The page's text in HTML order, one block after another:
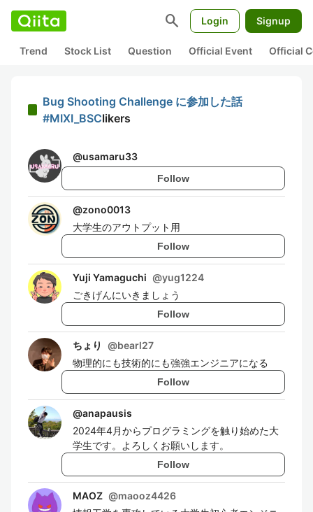
search Login Signup
Trend Stock List Question Official Event Official
Bug Shooting Challenge に参加した話
#MIXI_BSClikers
@usamaru33
Follow
@zono0013
大学生のアウトプット用
Follow
Yuji Yamaguchi @yug1224
ごきげんにいきましょう
Follow
ちょり @bearl27
物理的にも技術的にも強強エンジニアになる
Follow
@anapausis
2024年4月からプログラミングを触り始めた大
学生です。よろしくお願いします。
Follow
MAOZ @maooz4426